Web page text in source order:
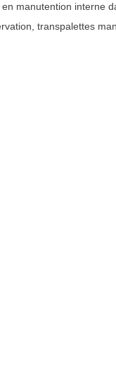
manutention interne
transpalettes